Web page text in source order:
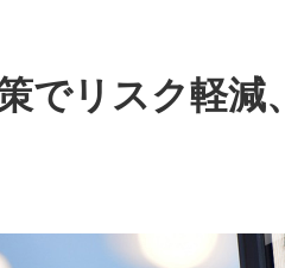
でリスク軽減